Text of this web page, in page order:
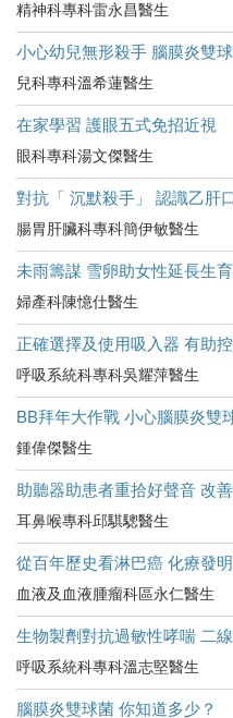
精神科專科雷永昌醫生
小心幼兒無形殺手 腦膜炎雙
兒科專科溫希蓮醫生
在家學習 護眼五式免招近視
眼科專科湯文傑醫生
對抗「 沉默殺手」 認識乙肝
腸胃肝臟科專科簡伊敏醫生
未雨籌謀 雪卵助女性延長生
婦產科陳憶仕醫生
正確選擇及使用吸入器 有助
呼吸系統科專科吳耀萍醫生
BB拜年大作戰 小心腦膜炎雙
鍾偉傑醫生
助聽器助患者重拾好聲音 改
耳鼻喉專科邱騏驄醫生
從百年歷史看淋巴癌 化療發
血液及血液腫瘤科區永仁醫生
生物製劑對抗過敏性哮喘 二
呼吸系統科專科溫志堅醫生
腦膜炎雙球菌 你知道多少？